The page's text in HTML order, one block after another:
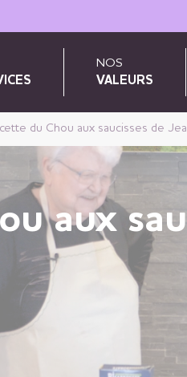
NOS
VALEURS
du Chou aux saucisses de
aux